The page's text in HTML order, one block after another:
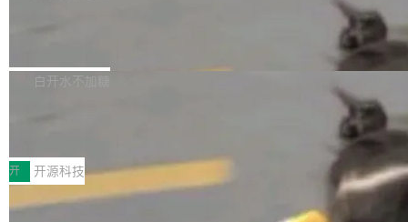
个主 agent 循环，外加一组后台 agent。这些后
库，并将作为transport接入Mooncake TENT。
MPComm将作为一种传输引擎接入Mooncake T
ENT，实现零拷贝传输性能提升30%、非零拷贝
传输性能最高提升5倍。UCL-MPComm底层基
白开水不加糖
型案例入选名单》，深信服“面向企业研发场景的
开源 AI 编程平台 CoStrict 应用”凭借卓越的技术
创新与落地成效成功入选。 全链路私有化部署，
开 开源科技
深信服AI算力网关入选工信部人工智能